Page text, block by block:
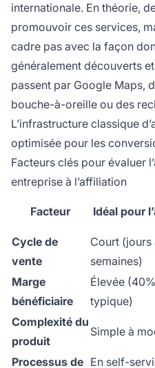
internationale. En théorie,
promouvoir ces services,
cadre pas avec la façon
généralement découverts
passent par Google Maps,
bouche-à-oreille ou des
L’infrastructure classique
optimisée pour les
Facteurs clés pour évaluer
entreprise à l’affiliation
Facteur Idéal pour
Cycle de
vente
Court (jours
semaines)
Marge
bénéficiaire
Élevée
typique)
Complexité du
produit
Simple à
Processus de En self-